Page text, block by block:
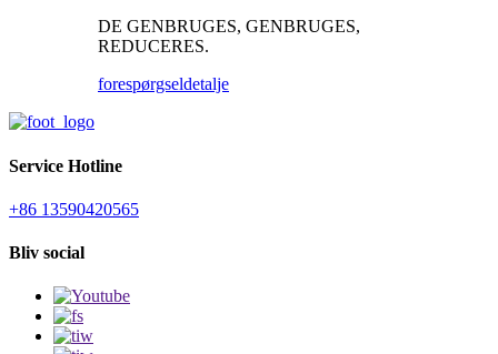
DE GENBRUGES, GENBRUGES,
REDUCERES.
forespørgseldetalje
Service Hotline
+86 13590420565
Bliv social